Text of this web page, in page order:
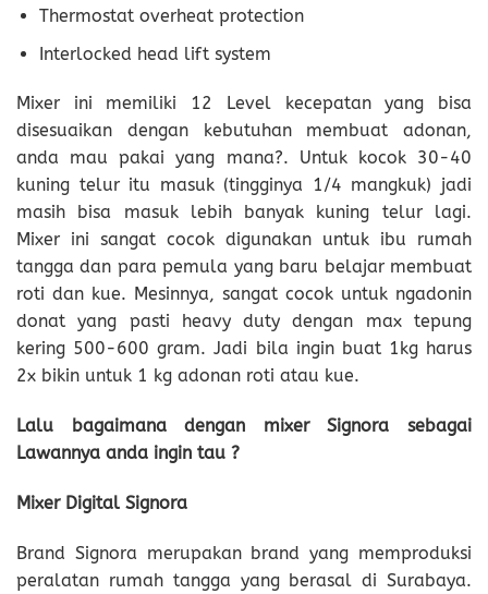
Thermostat overheat protection
Interlocked head lift system
Mixer ini memiliki 12 Level kecepatan yang bisa
disesuaikan dengan kebutuhan membuat adonan,
anda mau pakai yang mana?. Untuk kocok 30-40
kuning telur itu masuk (tingginya 1/4 mangkuk) jadi
masih bisa masuk lebih banyak kuning telur lagi.
Mixer ini sangat cocok digunakan untuk ibu rumah
tangga dan para pemula yang baru belajar membuat
roti dan kue. Mesinnya, sangat cocok untuk ngadonin
donat yang pasti heavy duty dengan max tepung
kering 500-600 gram. Jadi bila ingin buat 1kg harus
2x bikin untuk 1 kg adonan roti atau kue.
Lalu bagaimana dengan mixer Signora sebagai
Lawannya anda ingin tau ?
Mixer Digital Signora
Brand Signora merupakan brand yang memproduksi
peralatan rumah tangga yang berasal di Surabaya.